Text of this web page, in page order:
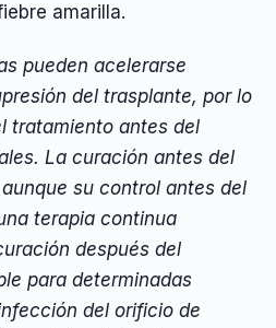
amarilla.
pueden acelerarse
del trasplante, por lo
tratamiento antes del
La curación antes del
su control antes del
terapia continua
después del
para determinadas
del orificio de